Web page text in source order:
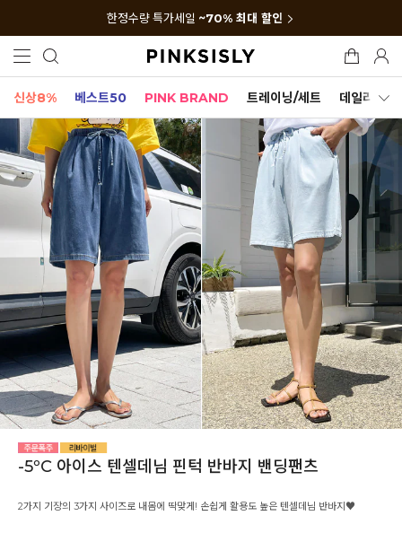
한정수량 특가세일 ~70% 최대 할인
신상8% 베스트50 PINK BRAND 트레이닝/세트 데일리세트
-5ºC 아이스 텐셀데님 핀턱 반바지 밴딩팬츠
2가지 기장의 3가지 사이즈로 내몸에 딱맞게! 손쉽게 활용도 높은 텐셀데님 반바지♥